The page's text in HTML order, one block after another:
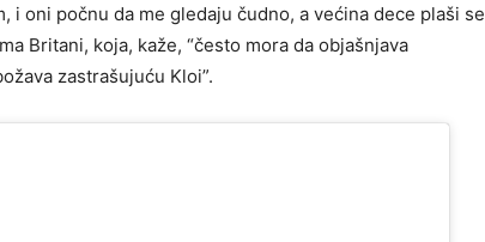
i oni počnu da me gledaju čudno, a većina dece plaši se
Britani, koja, kaže, “često mora da objašnjava
zastrašujuću Kloi”.